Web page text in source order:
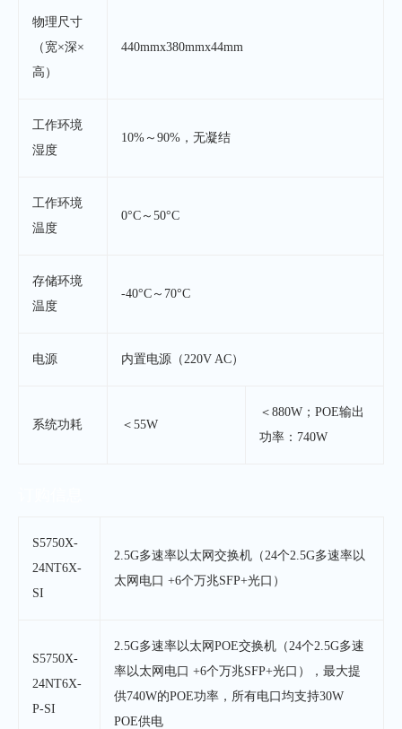
物理尺寸
（宽×深×
高）
440mmx380mmx44mm
工作环境
湿度
10%～90%，无凝结
工作环境
温度
0°C～50°C
存储环境
温度
-40°C～70°C
电源 内置电源（220V AC）
系统功耗 ＜55W
＜880W；POE输出
功率：740W
S5750X-
24NT6X-
SI
2.5G多速率以太网交换机（24个2.5G多速率以
太网电口 +6个万兆SFP+光口）
S5750X-
24NT6X-
P-SI
2.5G多速率以太网POE交换机（24个2.5G多速
率以太网电口 +6个万兆SFP+光口），最大提
供740W的POE功率，所有电口均支持30W
POE供电